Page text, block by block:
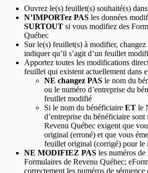
Ouvrez le(s) feuillet(s) souhaité(s)
N’IMPORTez PAS les données
SURTOUT si vous modifiez des
Québec
Sur le(s) feuillet(s) à modifier,
indiquer qu’il s’agit d’un feuillet
Apportez toutes les modifications
feuillet qui existent actuellement dans
NE changez PAS le nom du
ou le numéro d’entreprise du
feuillet modifié
Si le nom du bénéficiaire ET le
d’entreprise du bénéficiaire
Revenu Québec exigent que
original (erroné) et que vous
feuillet original (corrigé) pour le
NE MODIFIEZ PAS les numéros de
Formulaires de Revenu Québec;
correctement les numéros de